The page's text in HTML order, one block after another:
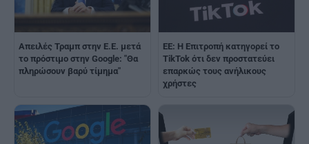
Απειλές Τραμπ στην Ε.Ε. μετά
το πρόστιμο στην Google: "Θα
πληρώσουν βαρύ τίμημα"
ΕΕ: Η Επιτροπή κατηγορεί το
TikTok ότι δεν προστατεύει
επαρκώς τους ανήλικους
χρήστες